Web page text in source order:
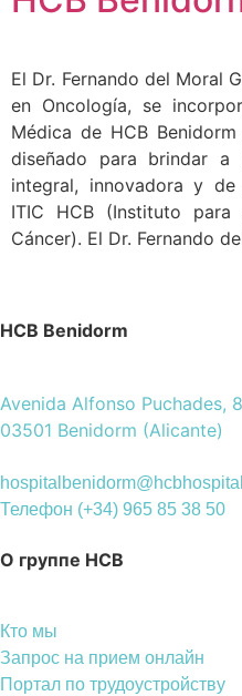
El Dr. Fernando del Moral
en Oncología, se
Médica de HCB
diseñado para brindar a
integral, innovadora y
ITIC HCB (Instituto
Cáncer). El Dr. Fernando
HCB Benidorm
Avenida Alfonso Puchades, 8
03501 Benidorm (Alicante)
Телефон (+34) 965 85 38 50
О группе HCB
Кто мы
Запрос на прием онлайн
Портал по трудоустройству